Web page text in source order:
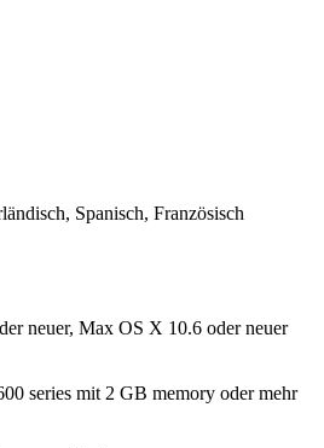
Spanisch, Französisch
neuer, Max OS X 10.6 oder neuer
series mit 2 GB memory oder mehr